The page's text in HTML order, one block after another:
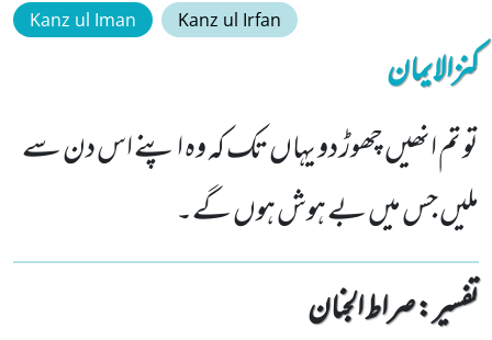
Kanz ul Iman Kanz ul Irfan
کنزالایمان
تو تم انھیں چھوڑ دو یہاں تک کہ وہ اپنے اس دن سے
ملیں جس میں بے ہوش ہوں گے۔
تفسیر : ‎صراط الجنان